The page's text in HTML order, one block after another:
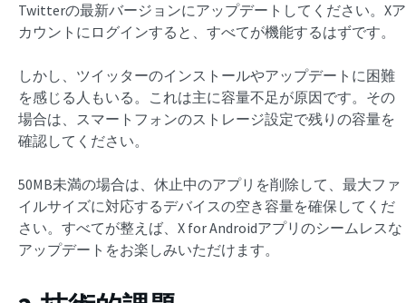
Twitterの最新バージョンにアップデートしてください。Xア
カウントにログインすると、すべてが機能するはずです。
しかし、ツイッターのインストールやアップデートに困難
を感じる人もいる。これは主に容量不足が原因です。その
場合は、スマートフォンのストレージ設定で残りの容量を
確認してください。
50MB未満の場合は、休止中のアプリを削除して、最大ファ
イルサイズに対応するデバイスの空き容量を確保してくだ
さい。すべてが整えば、X for Androidアプリのシームレスな
アップデートをお楽しみいただけます。